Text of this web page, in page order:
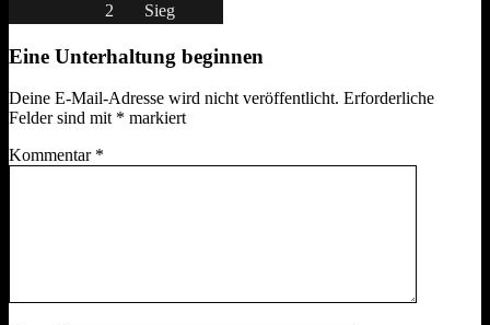
2
Sieg
Eine Unterhaltung beginnen
Deine E-Mail-Adresse wird nicht veröffentlicht. Erforderliche
Felder sind mit * markiert
Kommentar *